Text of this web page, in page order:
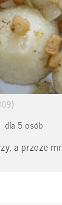
dla 5 osób
a przeze